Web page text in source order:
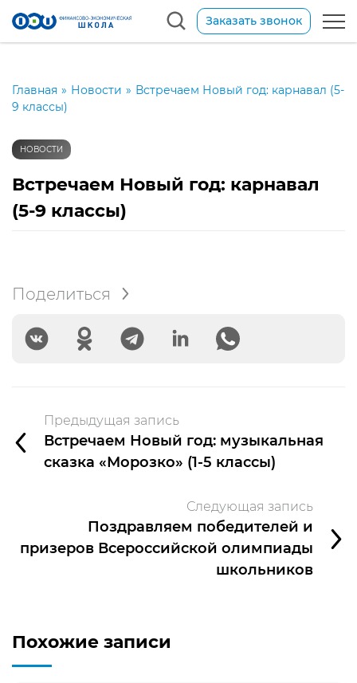
Заказать звонок
Главная » Новости » Встречаем Новый год: карнавал (5-
9 классы)
НОВОСТИ
Встречаем Новый год: карнавал
(5-9 классы)
Поделиться
Предыдущая запись
Встречаем Новый год: музыкальная
сказка «Морозко» (1-5 классы)
Следующая запись
Поздравляем победителей и
призеров Всероссийской олимпиады
школьников
Похожие записи